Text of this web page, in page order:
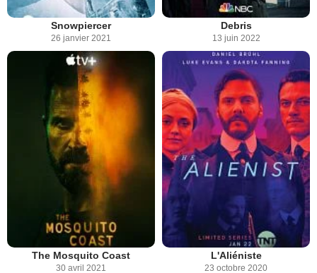
Snowpiercer
26 janvier 2021
Debris
13 juin 2022
The Mosquito Coast
30 avril 2021
L'Aliéniste
23 octobre 2020